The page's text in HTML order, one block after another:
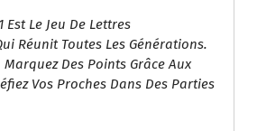
Est Le Jeu De Lettres
Réunit Toutes Les Générations.
Marquez Des Points Grâce Aux
Vos Proches Dans Des Parties